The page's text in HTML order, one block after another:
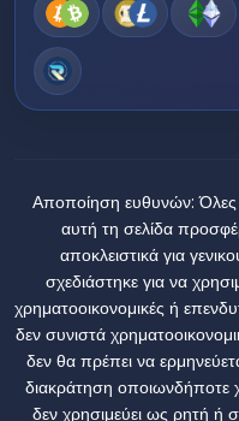
Αποποίηση ευθυνών: Όλες
αυτή τη σελίδα
αποκλειστικά για
σχεδιάστηκε για να
χρηματοοικονομικές ή
δεν συνιστά
δεν θα πρέπει να
διακράτηση οποιωνδήποτε
δεν χρησιμεύει ως ρητή ή